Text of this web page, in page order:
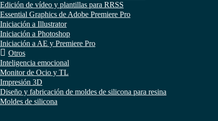
Edición de vídeo y plantillas para RRSS
Essential Graphics de Adobe Premiere Pro
Iniciación a Illustrator
Iniciación a Photoshop
Iniciación a AE y Premiere Pro
Otros
Inteligencia emocional
Monitor de Ocio y TL
Impresión 3D
Diseño y fabricación de moldes de silicona para resina
Moldes de silicona